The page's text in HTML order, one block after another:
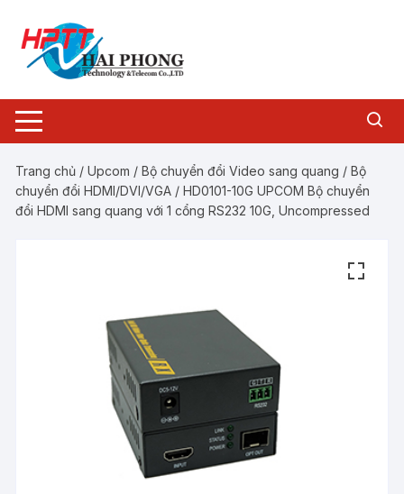
dung
Trang chủ /Upcom /Bộ chuyển đổi Video sang quang /Bộ
chuyển đổi HDMI/DVI/VGA / HD0101-10G UPCOM Bộ chuyển
đổi HDMI sang quang với 1 cổng RS232 10G, Uncompressed